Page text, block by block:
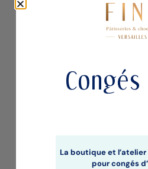
TABLETTE CHOCOLAT
PRALINE
9,70€
La boutique et
pour congés